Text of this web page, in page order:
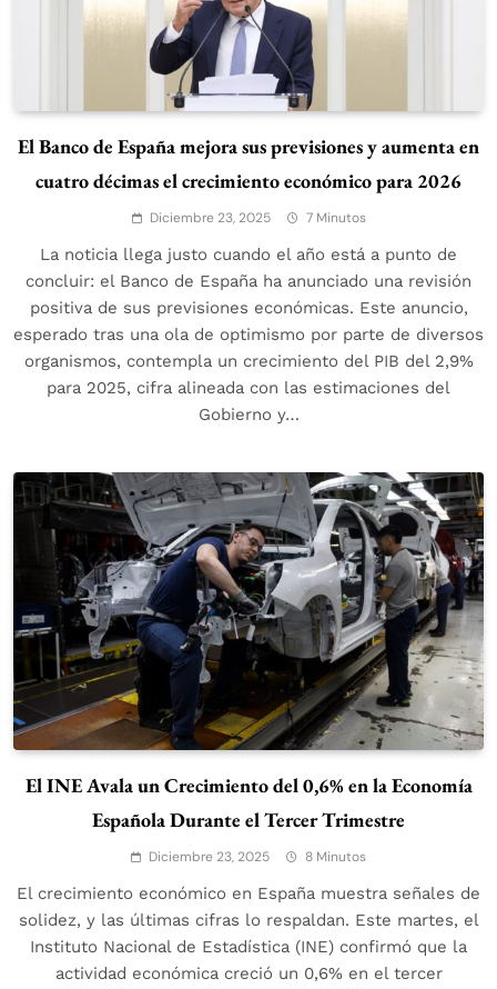
El Banco de España mejora sus previsiones y aumenta en
cuatro décimas el crecimiento económico para 2026
Diciembre 23, 2025 7 Minutos
La noticia llega justo cuando el año está a punto de
concluir: el Banco de España ha anunciado una revisión
positiva de sus previsiones económicas. Este anuncio,
esperado tras una ola de optimismo por parte de diversos
organismos, contempla un crecimiento del PIB del 2,9%
para 2025, cifra alineada con las estimaciones del
Gobierno y…
El INE Avala un Crecimiento del 0,6% en la Economía
Española Durante el Tercer Trimestre
Diciembre 23, 2025 8 Minutos
El crecimiento económico en España muestra señales de
solidez, y las últimas cifras lo respaldan. Este martes, el
Instituto Nacional de Estadística (INE) confirmó que la
actividad económica creció un 0,6% en el tercer